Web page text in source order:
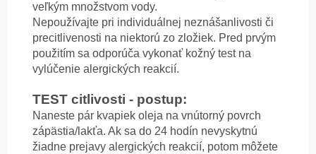
veľkým množstvom vody.
Nepoužívajte pri individuálnej neznášanlivosti či
precitlivenosti na niektorú zo zložiek. Pred prvým
použitím sa odporúča vykonať kožný test na
vylúčenie alergických reakcií.
TEST citlivosti - postup:
Naneste pár kvapiek oleja na vnútorný povrch
zápästia/lakťa. Ak sa do 24 hodín nevyskytnú
žiadne prejavy alergických reakcií, potom môžete